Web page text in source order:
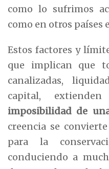
como lo sufrimos
como en otros países
Estos factores y
que implican que
canalizadas,
capital,
imposibilidad de
creencia se
para la
conduciendo a